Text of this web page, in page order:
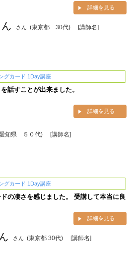
詳細を見る
さん (東京都 30代) [講師名]
グカード 1Day講座
話すことが出来ました。
詳細を見る
知県 ５０代) [講師名]
グカード 1Day講座
ドの凄さを感じました。 受講して本当に良
詳細を見る
さん (東京都 30代) [講師名]